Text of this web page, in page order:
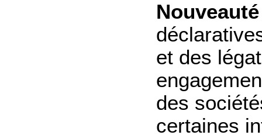
et des
des
certaines